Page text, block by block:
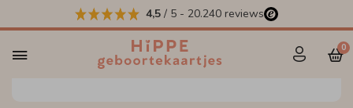
4,5 / 5 - 20.240 reviews
0
Maak jouw set compleet